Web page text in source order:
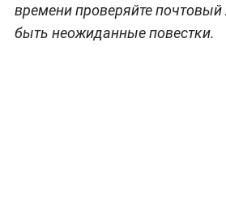
времени проверяйте
быть неожиданные повестки.